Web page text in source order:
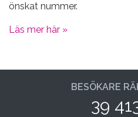
önskat nummer.
Läs mer här »
BESÖKARE
39